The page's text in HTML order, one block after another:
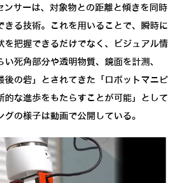
ンサーは、対象物との距離と傾きを同時
きる技術。これを用いることで、瞬時に
を把握できるだけでなく、ビジュアル情
死角部分や透明物質、鏡面を計測、
後の砦」とされてきた「ロボットマニピ
的な進歩をもたらすことが可能」として
グの様子は動画で公開している。